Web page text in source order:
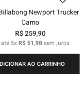
Newport Trucker
Camo
R$259,90
5xR$ 51,98sem juros
AO CARRINHO